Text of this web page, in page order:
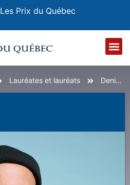
Les Prix du Québec
Lauréates et lauréats Denis Côté